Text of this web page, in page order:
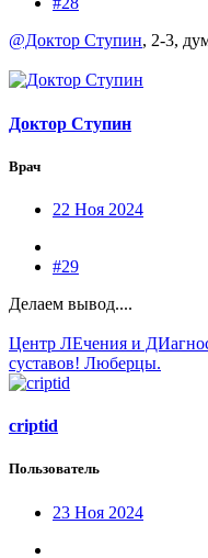
@Доктор Ступин, 2-3,
Доктор Ступин
Врач
22 Ноя 2024
#29
Делаем вывод....
Центр ЛЕчения и
суставов! Люберцы.
criptid
Пользователь
23 Ноя 2024